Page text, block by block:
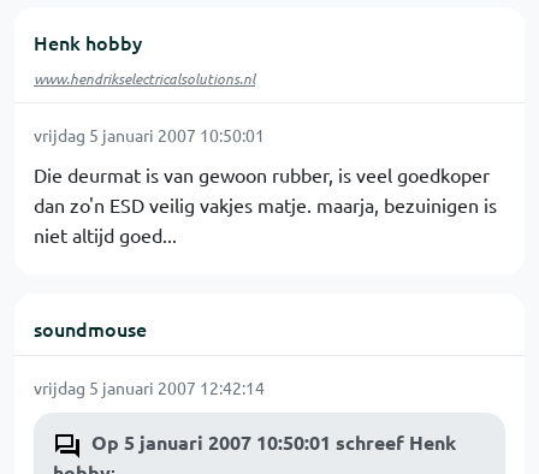
Henk hobby
www.hendrikselectricalsolutions.nl
vrijdag 5 januari 2007 10:50:01
Die deurmat is van gewoon rubber, is veel goedkoper
dan zo'n ESD veilig vakjes matje. maarja, bezuinigen is
niet altijd goed...
soundmouse
vrijdag 5 januari 2007 12:42:14
Op 5 januari 2007 10:50:01 schreef Henk